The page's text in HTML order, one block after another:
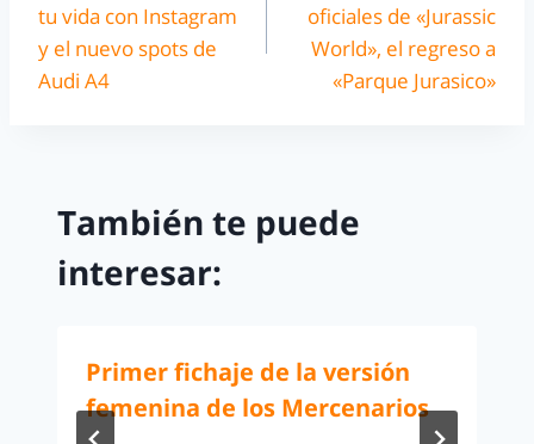
tu vida con Instagram
y el nuevo spots de
Audi A4
oficiales de «Jurassic
World», el regreso a
«Parque Jurasico»
También te puede
interesar:
Primer fichaje de la versión
femenina de los Mercenarios